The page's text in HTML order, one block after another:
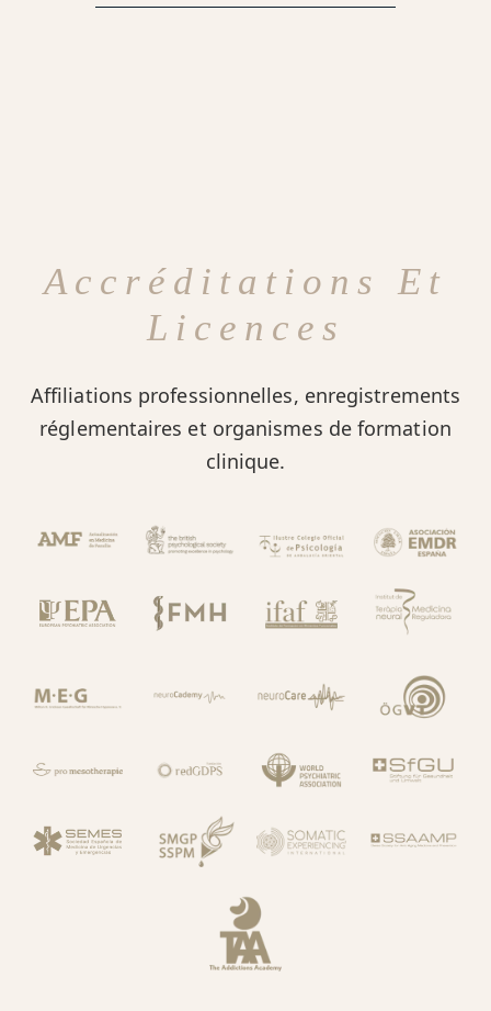
Accréditations Et
Licences
Affiliations professionnelles, enregistrements
réglementaires et organismes de formation
clinique.